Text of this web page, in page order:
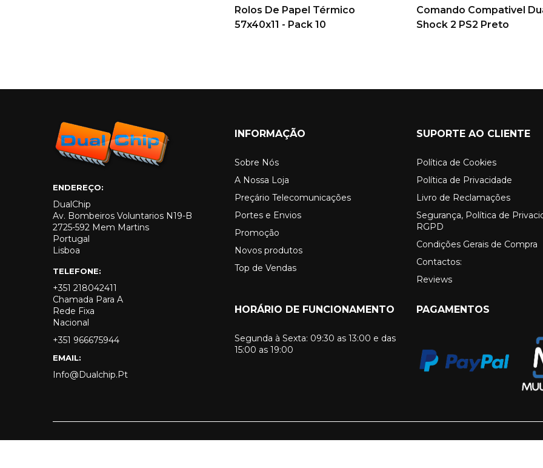
Rolos De Papel Térmico
57x40x11 - Pack 10
Comando Compativel
Shock 2 PS2 Preto
ENDEREÇO:
DualChip
Av. Bombeiros Voluntarios N19-B
2725-592 Mem Martins
Portugal
Lisboa
TELEFONE:
+351 218042411
Chamada Para A
Rede Fixa
Nacional
+351 966675944
EMAIL:
Info@dualchip.pt
INFORMAÇÃO
Sobre Nós
A Nossa Loja
Preçário Telecomunicações
Portes e Envios
Promoção
Novos produtos
Top de Vendas
SUPORTE AO CLIENTE
Política de Cookies
Política de Privacidade
Livro de Reclamações
Segurança, Política de
RGPD
Condições Gerais de Compra
Contactos:
Reviews
HORÁRIO DE FUNCIONAMENTO
Segunda à Sexta: 09:30 as 13:00 e das
15:00 as 19:00
PAGAMENTOS